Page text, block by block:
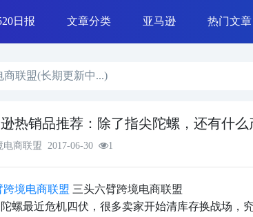
日报 文章分类
Shopify运营
亚马逊 热门文章
商联盟(长期更新中...)
热销品推荐：除了指尖陀螺，还有什么
电商联盟 2017-06-30 1
跨境电商联盟 三头六臂跨境电商联盟
螺最近危机四伏，很多卖家开始清库存换战场，